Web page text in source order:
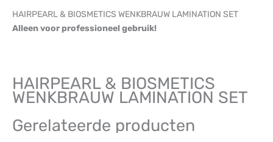
HAIRPEARL & BIOSMETICS WENKBRAUW LAMINATION SET
Alleen voor professioneel gebruik!
HAIRPEARL & BIOSMETICS
WENKBRAUW LAMINATION SET
Gerelateerde producten